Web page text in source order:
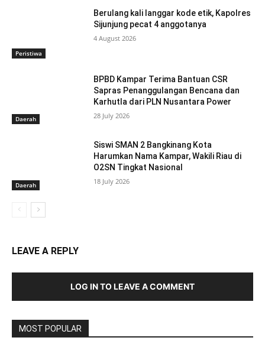
Peristiwa
Berulang kali langgar kode etik, Kapolres
Sijunjung pecat 4 anggotanya
4 August 2026
Daerah
BPBD Kampar Terima Bantuan CSR
Sapras Penanggulangan Bencana dan
Karhutla dari PLN Nusantara Power
28 July 2026
Daerah
Siswi SMAN 2 Bangkinang Kota
Harumkan Nama Kampar, Wakili Riau di
O2SN Tingkat Nasional
18 July 2026
LEAVE A REPLY
LOG IN TO LEAVE A COMMENT
MOST POPULAR